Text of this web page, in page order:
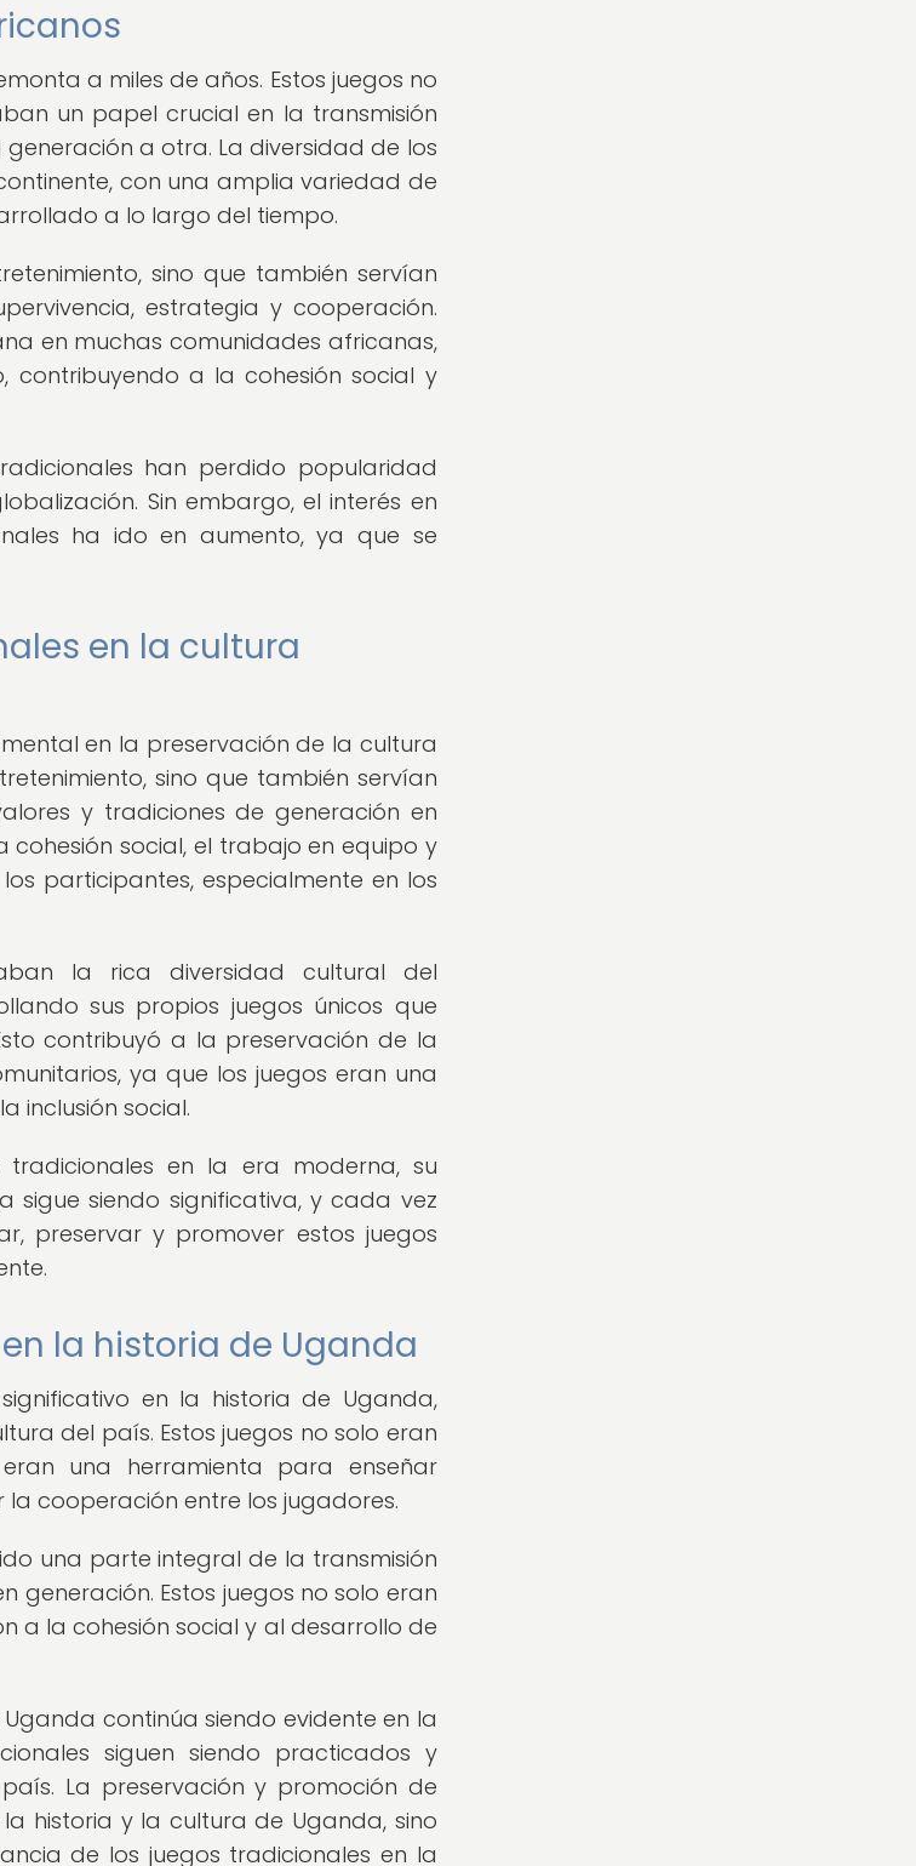
a miles de años. Estos juegos no
un papel crucial en la transmisión
a otra. La diversidad de los
con una amplia variedad de
a lo largo del tiempo.
sino que también servían
estrategia y cooperación.
en muchas comunidades africanas,
contribuyendo a la cohesión social y
han perdido popularidad
Sin embargo, el interés en
ha ido en aumento, ya que se
en la cultura
en la preservación de la cultura
sino que también servían
y tradiciones de generación en
social, el trabajo en equipo y
participantes, especialmente en los
la rica diversidad cultural del
sus propios juegos únicos que
contribuyó a la preservación de la
ya que los juegos eran una
inclusión social.
en la era moderna, su
siendo significativa, y cada vez
preservar y promover estos juegos
la historia de Uganda
en la historia de Uganda,
del país. Estos juegos no solo eran
una herramienta para enseñar
cooperación entre los jugadores.
una parte integral de la transmisión
generación. Estos juegos no solo eran
a la cohesión social y al desarrollo de
continúa siendo evidente en la
siguen siendo practicados y
La preservación y promoción de
historia y la cultura de Uganda, sino
de los juegos tradicionales en la